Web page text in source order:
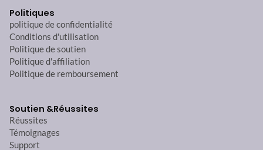
Politiques
politique de confidentialité
Conditions d'utilisation
Politique de soutien
Politique d'affiliation
Politique de remboursement
Soutien &Réussites
Réussites
Témoignages
Support